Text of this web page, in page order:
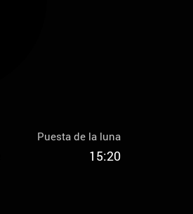
Puesta de la luna
15:20